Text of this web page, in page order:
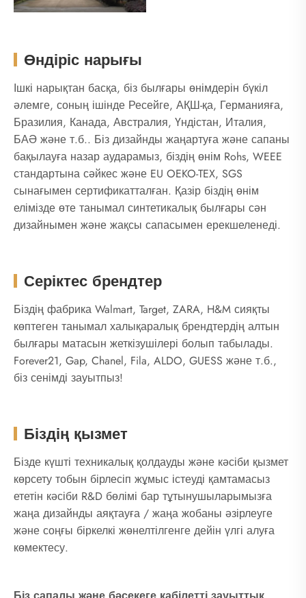
Өндіріс нарығы
Ішкі нарықтан басқа, біз былғары өнімдерін бүкіл
әлемге, соның ішінде Ресейге, АҚШ-қа, Германияға,
Бразилия, Канада, Австралия, Үндістан, Италия,
БАӘ және т.б.. Біз дизайнды жаңартуға және сапаны
бақылауға назар аударамыз, біздің өнім Rohs, WEEE
стандартына сәйкес және EU OEKO-TEX, SGS
сынағымен сертификатталған. Қазір біздің өнім
елімізде өте танымал синтетикалық былғары сән
дизайнымен және жақсы сапасымен ерекшеленеді.
Серіктес брендтер
Біздің фабрика Walmart, Target, ZARA, H&M сияқты
көптеген танымал халықаралық брендтердің алтын
былғары матасын жеткізушілері болып табылады.
Forever21, Gap, Chanel, Fila, ALDO, GUESS және т.б.,
біз сенімді зауытпыз!
Біздің қызмет
Бізде күшті техникалық қолдауды және кәсіби қызмет
көрсету тобын бірлесіп жұмыс істеуді қамтамасыз
ететін кәсіби R&D бөлімі бар тұтынушыларымызға
жаңа дизайнды аяқтауға / жаңа жобаны әзірлеуге
және соңғы біркелкі жөнелтілгенге дейін үлгі алуға
көмектесу.